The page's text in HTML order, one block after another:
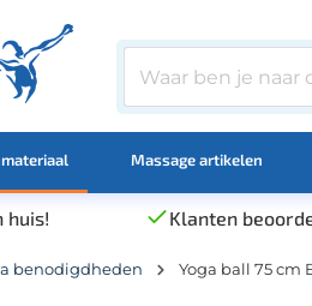
Massage artikelen
huis! Klanten
benodigdheden Yoga ball 75 cm